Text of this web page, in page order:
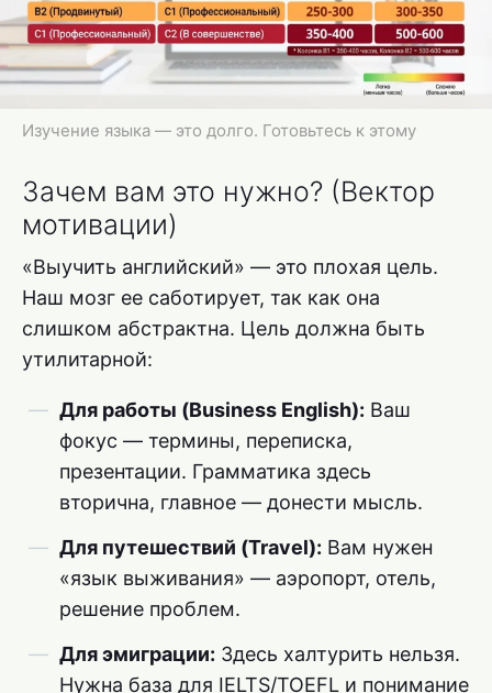
Изучение языка — это долго. Готовьтесь к этому
Зачем вам это нужно? (Вектор
мотивации)
«Выучить английский» — это плохая цель.
Наш мозг ее саботирует, так как она
слишком абстрактна. Цель должна быть
утилитарной:
Для работы (Business English): Ваш
фокус — термины, переписка,
презентации. Грамматика здесь
вторична, главное — донести мысль.
Для путешествий (Travel): Вам нужен
«язык выживания» — аэропорт, отель,
решение проблем.
Для эмиграции: Здесь халтурить нельзя.
Нужна база для IELTS/TOEFL и понимание